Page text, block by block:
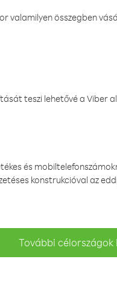
valamilyen összegben
teszi lehetővé a
és
konstrukcióval az
További célországok